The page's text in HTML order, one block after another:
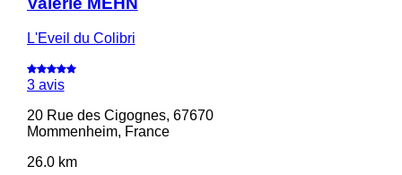
L'Eveil du Colibri
3 avis
20 Rue des Cigognes, 67670
Mommenheim, France
26.0 km